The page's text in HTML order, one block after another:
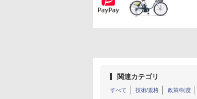
関連カテゴリ
すべて 技術/規格 政策/制度